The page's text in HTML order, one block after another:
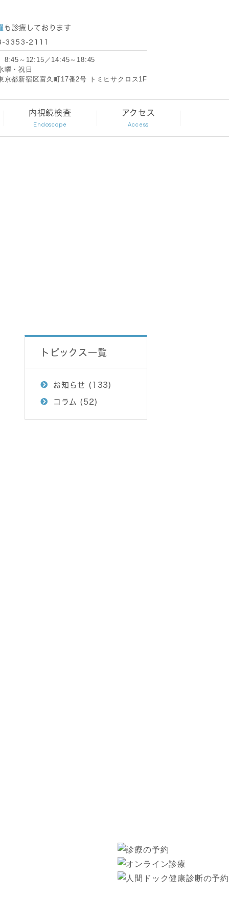
も診療しております
8:45～12:15／14:45～18:45
曜・祝日
京都新宿区富久町17番2号 トミヒサクロス1F
内視鏡検査
Endoscope
アクセス
Access
トピックス一覧
お知らせ (133)
コラム (52)